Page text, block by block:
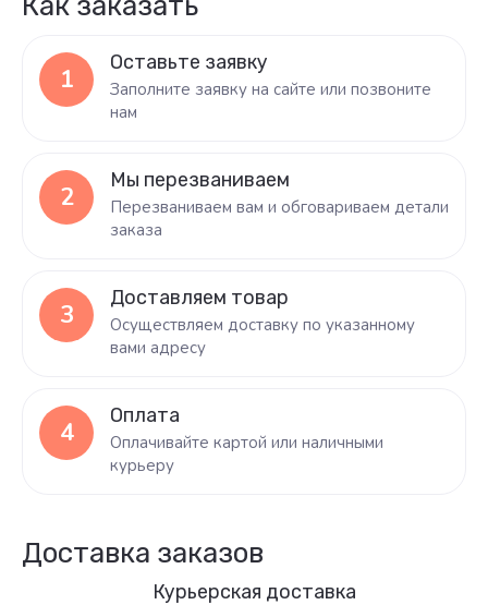
1
Оставьте заявку
Заполните заявку на сайте или позвоните
нам
2
Мы перезваниваем
Перезваниваем вам и обговариваем детали
заказа
3
Доставляем товар
Осуществляем доставку по указанному
вами адресу
4
Оплата
Оплачивайте картой или наличными
курьеру
Доставка заказов
Курьерская доставка